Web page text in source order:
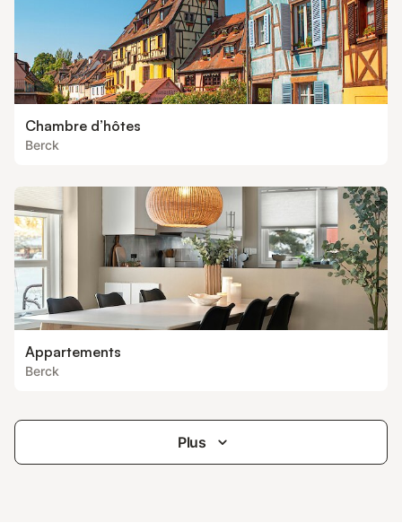
Chambre d’hôtes
Berck
Appartements
Berck
Plus